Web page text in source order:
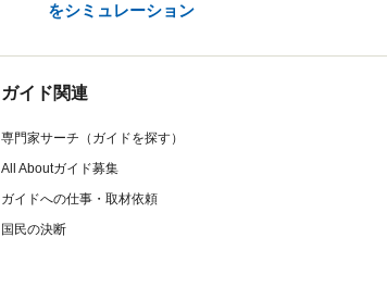
をシミュレーション
ガイド関連
専門家サーチ（ガイドを探す）
All Aboutガイド募集
ガイドへの仕事・取材依頼
国民の決断